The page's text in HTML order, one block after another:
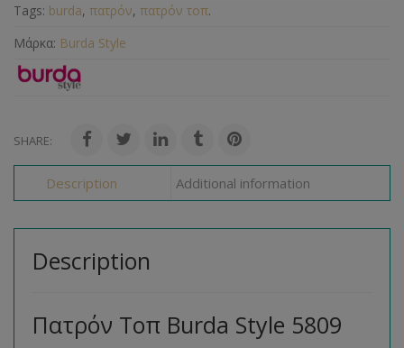
Tags: burda, πατρόν, πατρόν τοπ.
Μάρκα: Burda Style
SHARE:
Description Additional information
Description
Πατρόν Τοπ Burda Style 5809